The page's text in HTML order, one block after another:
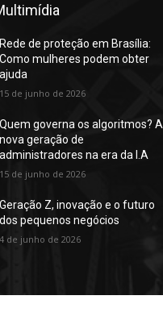
Rede de proteção em Brasília:
Como mulheres podem obter
ajuda
15 de junho de 2026
Quem governa os algoritmos? A
nova geração de
administradores na era da I.A
15 de junho de 2026
Geração Z, inovação e o futuro
dos pequenos negócios
4 de junho de 2026